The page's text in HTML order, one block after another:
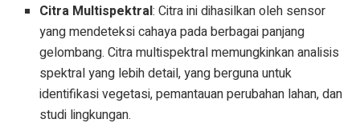
Citra Multispektral: Citra ini dihasilkan oleh sensor
yang mendeteksi cahaya pada berbagai panjang
gelombang. Citra multispektral memungkinkan analisis
spektral yang lebih detail, yang berguna untuk
identifikasi vegetasi, pemantauan perubahan lahan, dan
studi lingkungan.